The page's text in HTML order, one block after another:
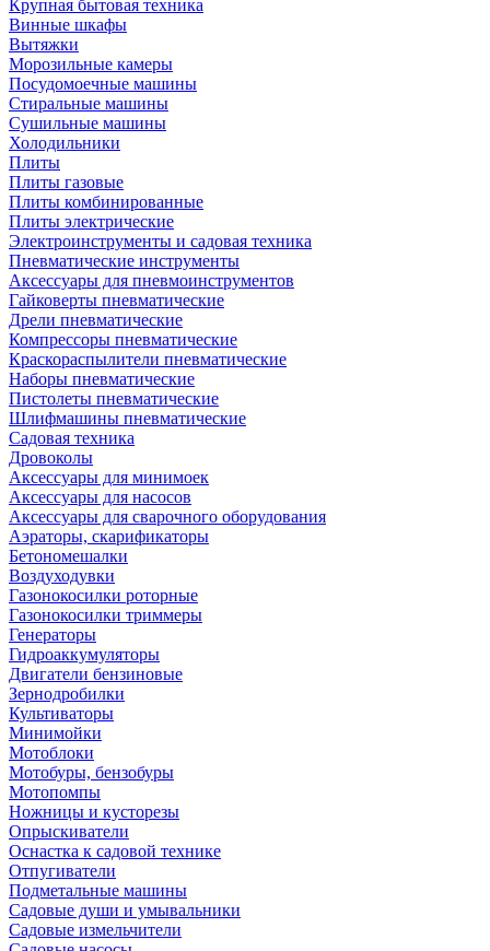
Крупная бытовая техника
Винные шкафы
Вытяжки
Морозильные камеры
Посудомоечные машины
Стиральные машины
Сушильные машины
Холодильники
Плиты
Плиты газовые
Плиты комбинированные
Плиты электрические
Электроинструменты и садовая техника
Пневматические инструменты
Аксессуары для пневмоинструментов
Гайковерты пневматические
Дрели пневматические
Компрессоры пневматические
Краскораспылители пневматические
Наборы пневматические
Пистолеты пневматические
Шлифмашины пневматические
Садовая техника
Дровоколы
Аксессуары для минимоек
Аксессуары для насосов
Аксессуары для сварочного оборудования
Аэраторы, скарификаторы
Бетономешалки
Воздуходувки
Газонокосилки роторные
Газонокосилки триммеры
Генераторы
Гидроаккумуляторы
Двигатели бензиновые
Зернодробилки
Культиваторы
Минимойки
Мотоблоки
Мотобуры, бензобуры
Мотопомпы
Ножницы и кусторезы
Опрыскиватели
Оснастка к садовой технике
Отпугиватели
Подметальные машины
Садовые души и умывальники
Садовые измельчители